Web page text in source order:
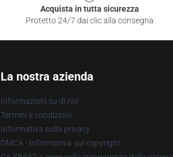
Acquista in tutta sicurezza
Protetto 24/7 dai clic alla consegna
La nostra azienda
Informazioni su di noi
Termini e condizioni
Informativa sulla privacy
DMCA - Informativa sul copyright